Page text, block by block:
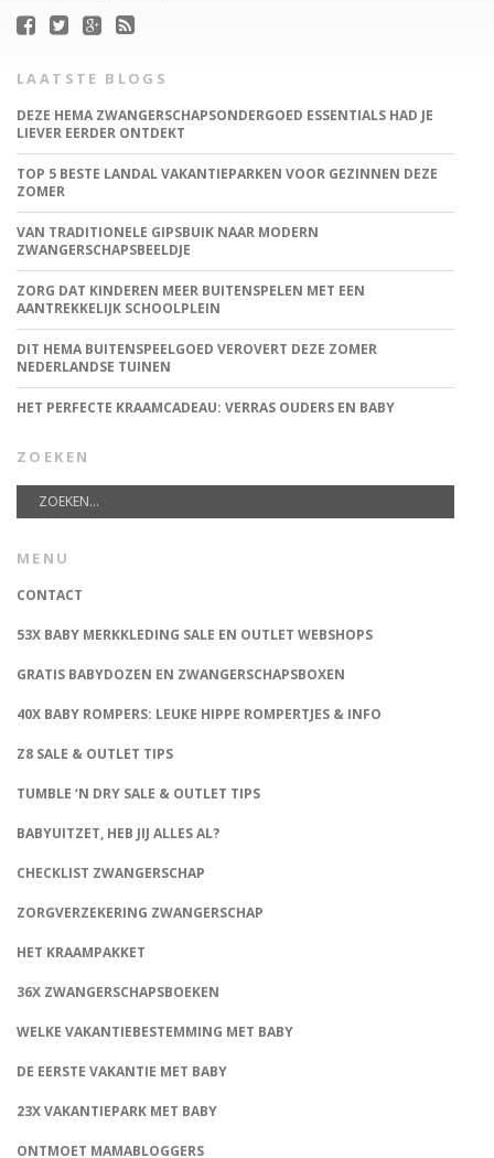
LAATSTE BLOGS
DEZE HEMA ZWANGERSCHAPSONDERGOED ESSENTIALS HAD JE
LIEVER EERDER ONTDEKT
TOP 5 BESTE LANDAL VAKANTIEPARKEN VOOR GEZINNEN DEZE
ZOMER
VAN TRADITIONELE GIPSBUIK NAAR MODERN
ZWANGERSCHAPSBEELDJE
ZORG DAT KINDEREN MEER BUITENSPELEN MET EEN
AANTREKKELIJK SCHOOLPLEIN
DIT HEMA BUITENSPEELGOED VEROVERT DEZE ZOMER
NEDERLANDSE TUINEN
HET PERFECTE KRAAMCADEAU: VERRAS OUDERS EN BABY
ZOEKEN
MENU
CONTACT
53X BABY MERKKLEDING SALE EN OUTLET WEBSHOPS
GRATIS BABYDOZEN EN ZWANGERSCHAPSBOXEN
40X BABY ROMPERS: LEUKE HIPPE ROMPERTJES & INFO
Z8 SALE & OUTLET TIPS
TUMBLE ‘N DRY SALE & OUTLET TIPS
BABYUITZET, HEB JIJ ALLES AL?
CHECKLIST ZWANGERSCHAP
ZORGVERZEKERING ZWANGERSCHAP
HET KRAAMPAKKET
36X ZWANGERSCHAPSBOEKEN
WELKE VAKANTIEBESTEMMING MET BABY
DE EERSTE VAKANTIE MET BABY
23X VAKANTIEPARK MET BABY
ONTMOET MAMABLOGGERS